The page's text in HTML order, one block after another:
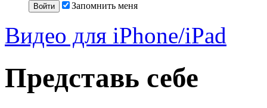
Запомнить меня
Видео для iPhone/iPad
Представь себе